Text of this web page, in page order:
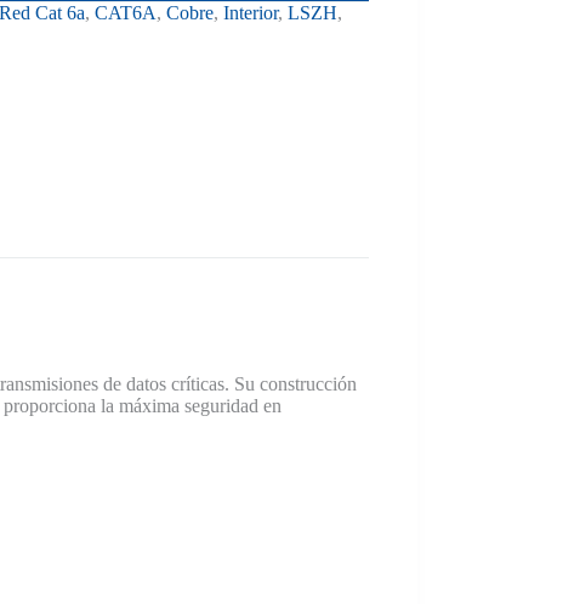
Cat 6a, CAT6A, Cobre, Interior, LSZH,
de datos críticas. Su construcción
proporciona la máxima seguridad en